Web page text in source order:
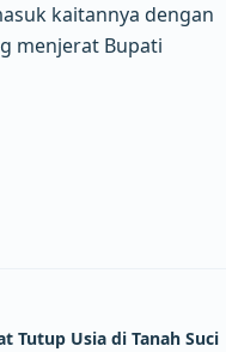
kaitannya dengan
menjerat Bupati
Tutup Usia di Tanah Suci